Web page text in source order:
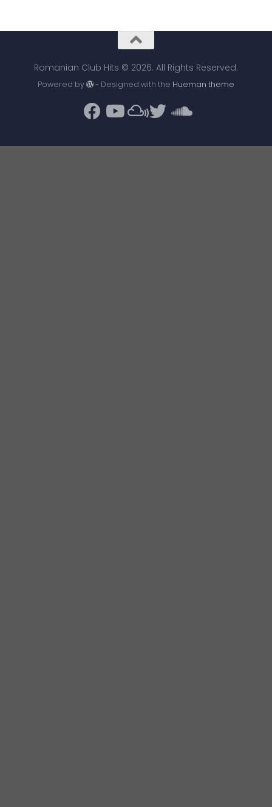
Romanian Club Hits © 2026. All Rights Reserved.
Powered by - Designed with the Hueman theme